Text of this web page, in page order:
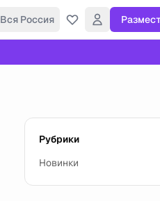
Вся Россия
Рубрики
Новинки